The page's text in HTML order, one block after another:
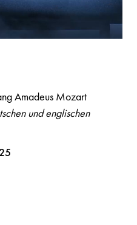
Amadeus Mozart
und englischen